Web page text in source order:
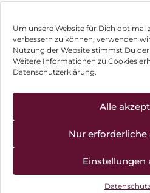
Um unsere Website für Dich optimal
verbessern zu können, verwenden
Nutzung der Website stimmst Du
Weitere Informationen zu Cookies
Datenschutzerklärung.
Alle
Nur erforderliche
Einstellungen
Impressum
Hinweis zur Batterieentsorgung
Newsletter
, Brodos AG –